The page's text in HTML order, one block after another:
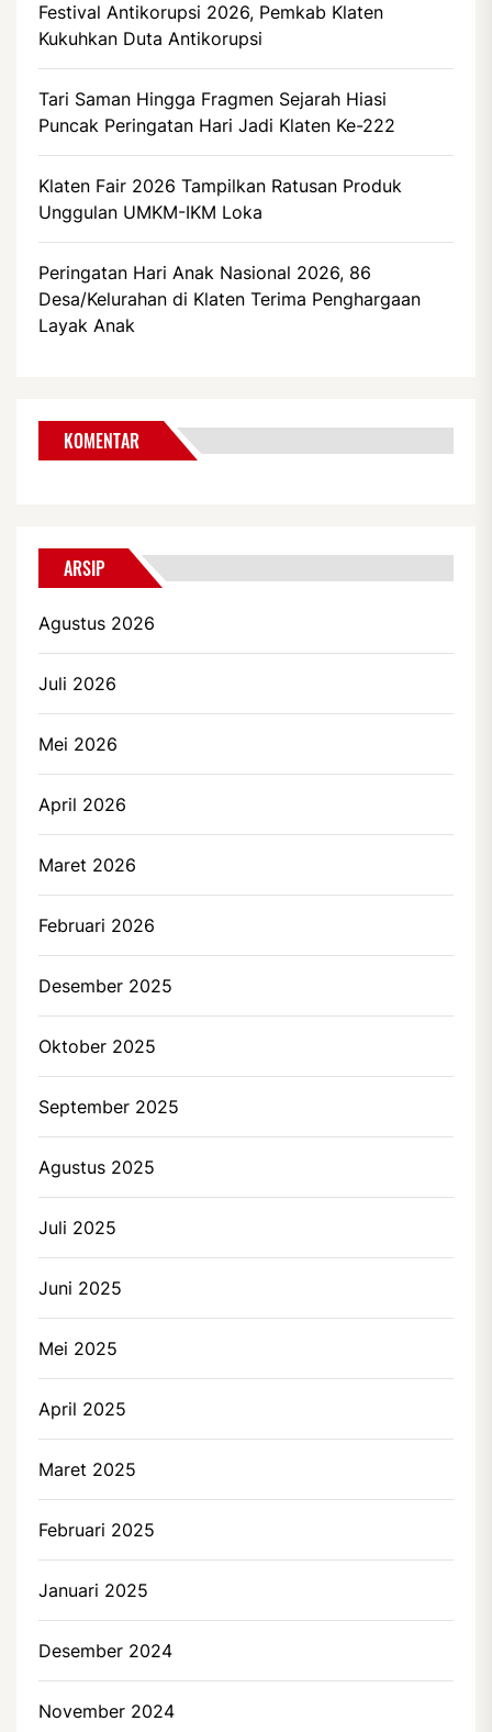
Festival Antikorupsi 2026, Pemkab Klaten
Kukuhkan Duta Antikorupsi
Tari Saman Hingga Fragmen Sejarah Hiasi
Puncak Peringatan Hari Jadi Klaten Ke-222
Klaten Fair 2026 Tampilkan Ratusan Produk
Unggulan UMKM-IKM Loka
Peringatan Hari Anak Nasional 2026, 86
Desa/Kelurahan di Klaten Terima Penghargaan
Layak Anak
KOMENTAR
ARSIP
Agustus 2026
Juli 2026
Mei 2026
April 2026
Maret 2026
Februari 2026
Desember 2025
Oktober 2025
September 2025
Agustus 2025
Juli 2025
Juni 2025
Mei 2025
April 2025
Maret 2025
Februari 2025
Januari 2025
Desember 2024
November 2024